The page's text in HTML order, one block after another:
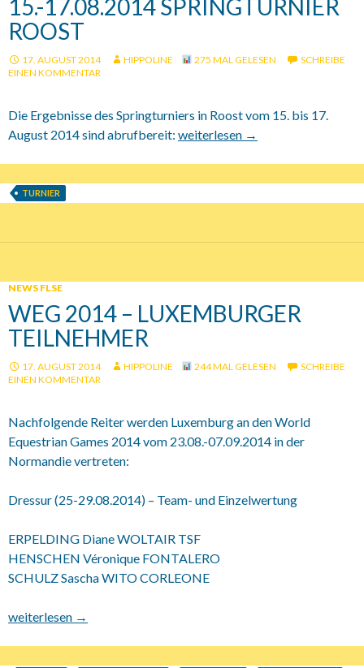
15.-17.08.2014 SPRINGTURNIER
ROOST
17. AUGUST 2014 HIPPOLINE 275 MAL GELESEN
SCHREIBE
EINEN KOMMENTAR
Die Ergebnisse des Springturniers in Roost vom 15. bis 17.
August 2014 sind abrufbereit: 15.-17.08.2014 Springturnier
weiterlesen →
TURNIER
NEWS FLSE
WEG 2014 – LUXEMBURGER
TEILNEHMER
17. AUGUST 2014 HIPPOLINE 244 MAL GELESEN
SCHREIBE
EINEN KOMMENTAR
Nachfolgende Reiter werden Luxemburg an den World
Equestrian Games 2014 vom 23.08.-07.09.2014 in der
Normandie vertreten:
Dressur (25-29.08.2014) – Team- und Einzelwertung
ERPELDING Diane WOLTAIR TSF
HENSCHEN Véronique FONTALERO
SCHULZ Sascha WITO CORLEONE
WEG 2014 – Luxemburger Teilnehmer
weiterlesen →